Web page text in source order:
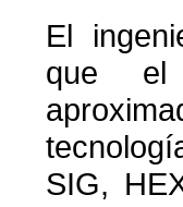
El
que el
SIG,